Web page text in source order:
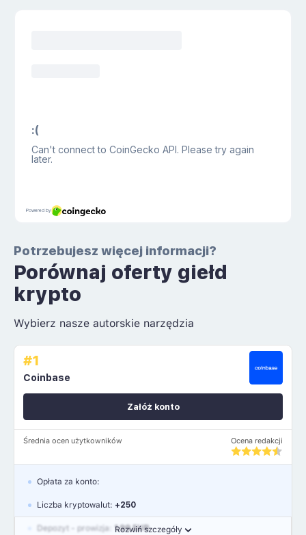
Potrzebujesz więcej informacji?
Porównaj oferty giełd
krypto
Wybierz nasze autorskie narzędzia
#1
Coinbase
Średnia ocen użytkowników Ocena redakcji
Załóż konto
Rozwiń szczegóły
Opłata za konto:
Liczba kryptowalut: +250
Depozyt - prowizja: 1.99 EUR